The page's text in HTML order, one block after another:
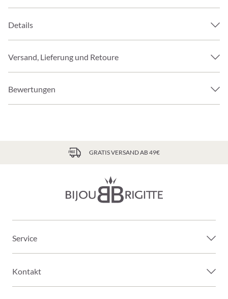
Details
Versand, Lieferung und Retoure
Bewertungen
GRATIS VERSAND AB 49€
Service
Kontakt